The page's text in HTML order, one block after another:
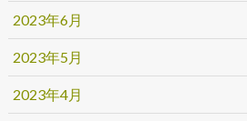
2023年6月
2023年5月
2023年4月